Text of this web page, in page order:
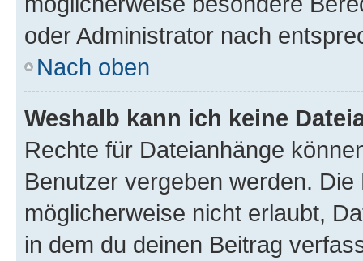
oder Administrator nach
Nach oben
Weshalb kann ich keine
Rechte für Dateianhänge
Benutzer vergeben werden.
möglicherweise nicht erlaubt,
in dem du deinen Beitrag